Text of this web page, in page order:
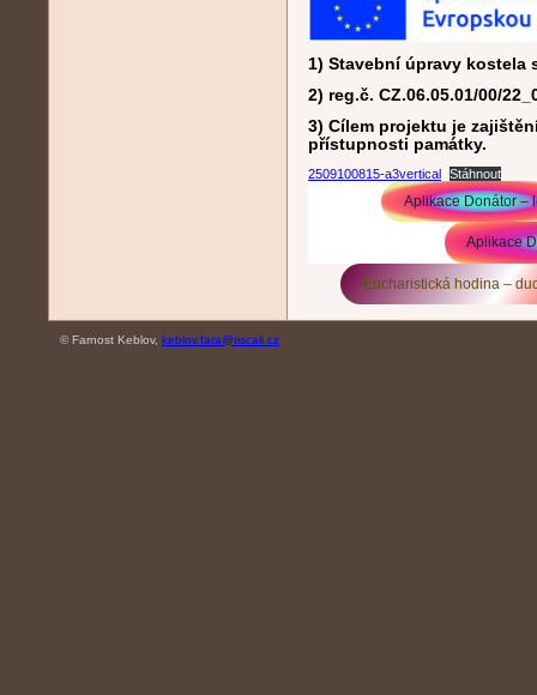
1) Stavební úpravy kostela
2) reg.č. CZ.06.05.01/00/
3) Cílem projektu je
přístupnosti památky.
2509100815-a3vertical Stáhnout
Aplikace Donátor –
Aplikace
Eucharistická hodina –
© Farnost Keblov, keblov.fara@tiscali.cz